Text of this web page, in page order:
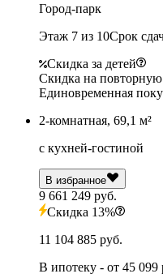
Город-парк
Этаж 7 из 10Срок
Скидка за детей
Скидка на
Единовременная
2-комнатная, 69,1 м²
с кухней-гостиной
В избранное
9 661 249 руб.
Скидка 13%
11 104 885 руб.
В ипотеку - от 45 099